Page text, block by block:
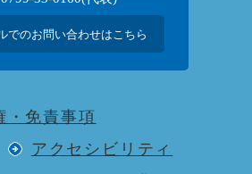
でのお問い合わせはこちら
・免責事項
アクセシビリティ